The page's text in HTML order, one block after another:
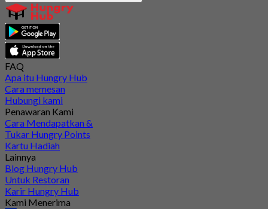
FAQ
Apa itu Hungry Hub
Cara memesan
Hubungi kami
Penawaran Kami
Cara Mendapatkan &
Tukar Hungry Points
Kartu Hadiah
Lainnya
Blog Hungry Hub
Untuk Restoran
Karir Hungry Hub
Kami Menerima